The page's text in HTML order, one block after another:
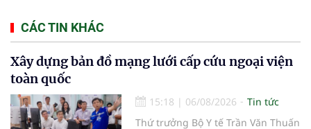
CÁC TIN KHÁC
Xây dựng bản đồ mạng lưới cấp cứu ngoại viện
toàn quốc
15:18 | 06/08/2026
Tin tức
Thứ trưởng Bộ Y tế Trần Văn Thuấn